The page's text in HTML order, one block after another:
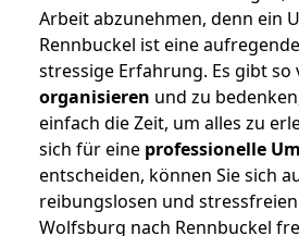
Arbeit abzunehmen, denn ein
Rennbuckel ist eine
stressige Erfahrung. Es gibt so
organisieren und zu
einfach die Zeit, um alles zu
sich für eine professionelle
entscheiden, können Sie sich
reibungslosen und
Wolfsburg nach Rennbuckel